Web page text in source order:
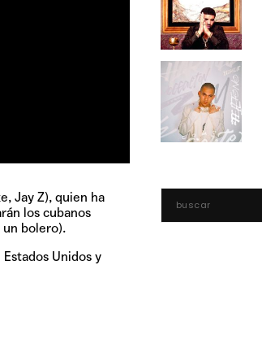
Jay Z), quien ha
los cubanos
bolero).
Unidos y